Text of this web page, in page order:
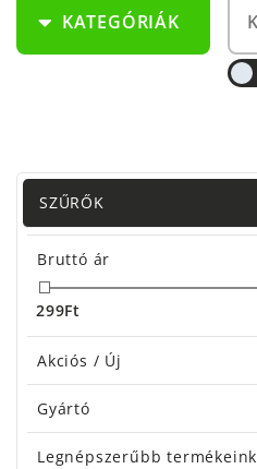
KATEGÓRIÁK
SZŰRŐK
Bruttó ár
299Ft
Akciós / Új
Gyártó
Legnépszerűbb termékeink